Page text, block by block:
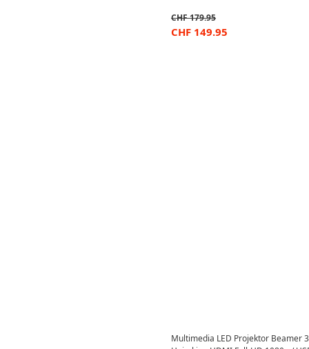
CHF179.95
CHF 149.95
Multimedia LED Projektor Beamer